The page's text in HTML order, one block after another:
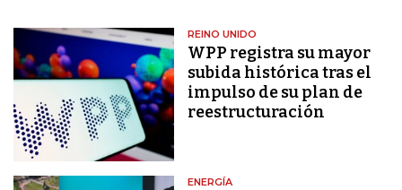
REINO UNIDO
WPP registra su mayor
subida histórica tras el
impulso de su plan de
reestructuración
ENERGÍA